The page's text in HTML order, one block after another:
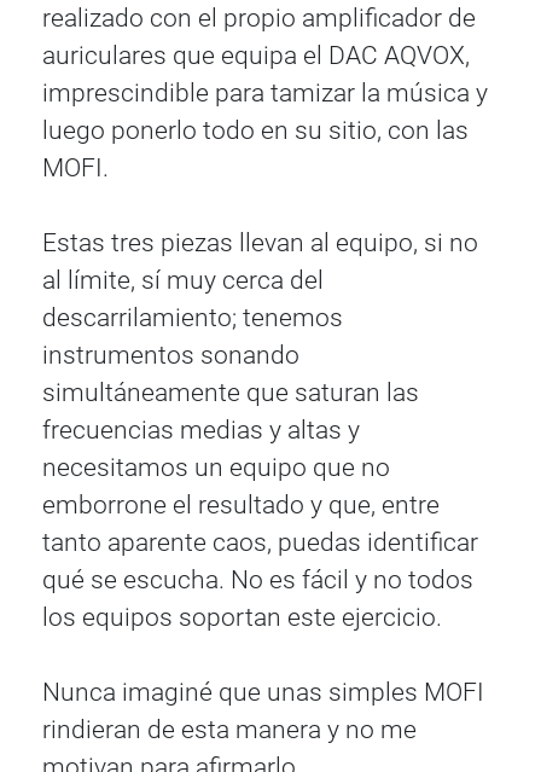
realizado con el propio amplificador de
auriculares que equipa el DAC AQVOX,
imprescindible para tamizar la música y
luego ponerlo todo en su sitio, con las
MOFI.
Estas tres piezas llevan al equipo, si no
al límite, sí muy cerca del
descarrilamiento; tenemos
instrumentos sonando
simultáneamente que saturan las
frecuencias medias y altas y
necesitamos un equipo que no
emborrone el resultado y que, entre
tanto aparente caos, puedas identificar
qué se escucha. No es fácil y no todos
los equipos soportan este ejercicio.
Nunca imaginé que unas simples MOFI
rindieran de esta manera y no me